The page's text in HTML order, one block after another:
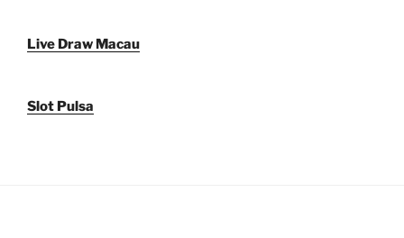
Live Draw Macau
Slot Pulsa